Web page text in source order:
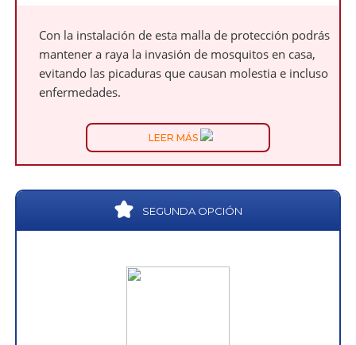
Con la instalación de esta malla de protección podrás
mantener a raya la invasión de mosquitos en casa,
evitando las picaduras que causan molestia e incluso
enfermedades.
LEER MÁS
SEGUNDA OPCIÓN